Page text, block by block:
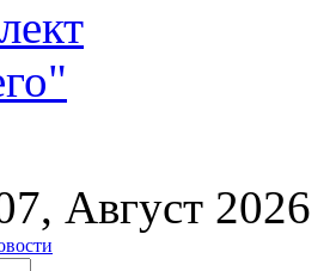
Август 2026